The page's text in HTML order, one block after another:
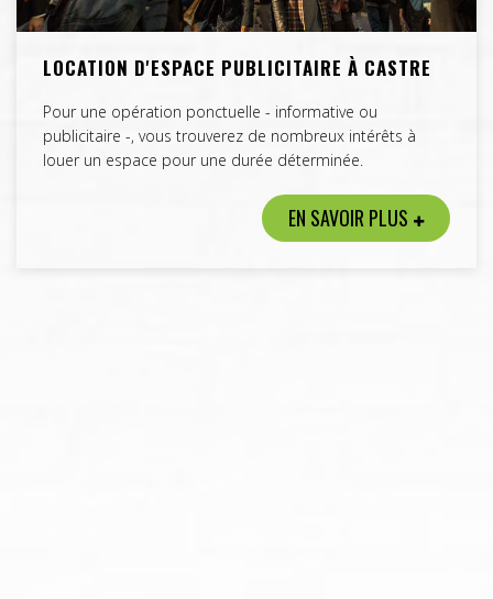
LOCATION D'ESPACE PUBLICITAIRE À CASTRE
Pour une opération ponctuelle - informative ou
publicitaire -, vous trouverez de nombreux intérêts à
louer un espace pour une durée déterminée.
EN SAVOIR PLUS